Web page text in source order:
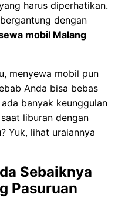
harus diperhatikan.
dengan
mobil Malang
menyewa mobil pun
Anda bisa bebas
banyak keunggulan
liburan dengan
Yuk, lihat uraiannya
Sebaiknya
Pasuruan